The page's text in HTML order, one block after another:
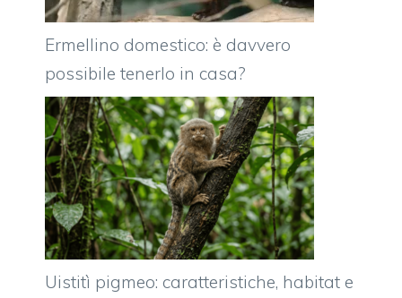
Ermellino domestico: è davvero
possibile tenerlo in casa?
Uistitì pigmeo: caratteristiche, habitat e